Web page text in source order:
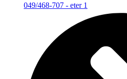
049/468-707 - eter 1